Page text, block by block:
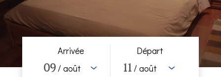
Arrivée
09/ août
Départ
11/ août